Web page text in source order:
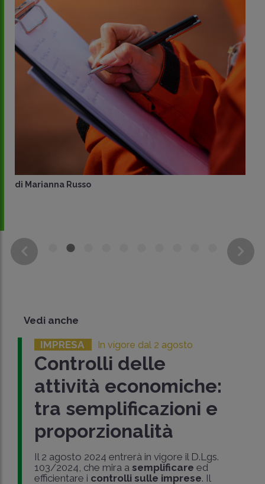
di Marianna Russo
Vedi anche
IMPRESA In vigore dal 2 agosto
Controlli delle
attività economiche:
tra semplificazioni e
proporzionalità
Il 2 agosto 2024 entrerà in vigore il D.Lgs.
103/2024, che mira a semplificare ed
efficientare i controlli sulle imprese. Il